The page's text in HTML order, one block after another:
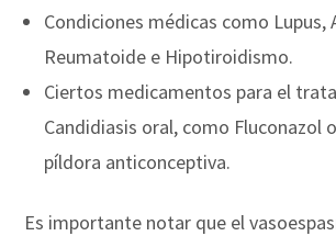
Condiciones médicas como Lupus,
Reumatoide e Hipotiroidismo.
Ciertos medicamentos para el
Candidiasis oral, como Fluconazol
píldora anticonceptiva.
Es importante notar que el